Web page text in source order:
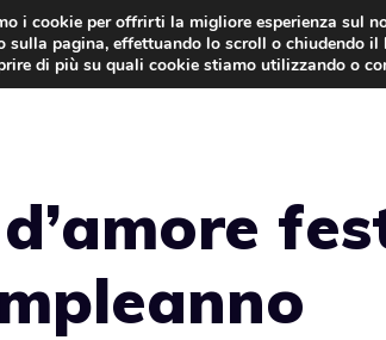
i cookie per offrirti la migliore esperienza sul
sulla pagina, effettuando lo scroll o chiudendo
di più su quali cookie stiamo utilizzando o